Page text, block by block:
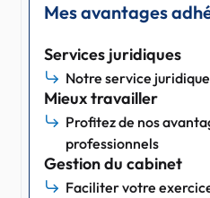
Mes avantages
Services juridiques
Notre service
Mieux travailler
Profitez de nos
professionnels
Gestion du cabinet
Faciliter votre